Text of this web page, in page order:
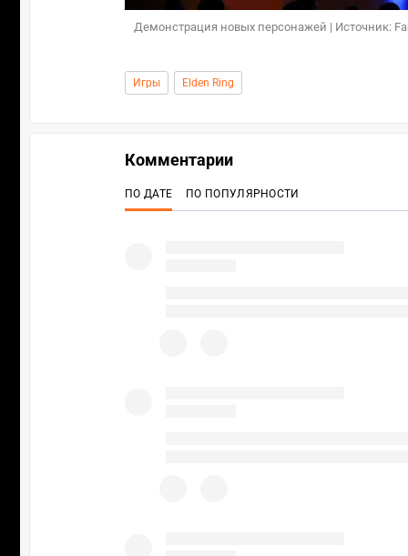
Демонстрация новых персонажей | Источник:
Игры Elden Ring
Комментарии
ПО ДАТЕ ПО ПОПУЛЯРНОСТИ